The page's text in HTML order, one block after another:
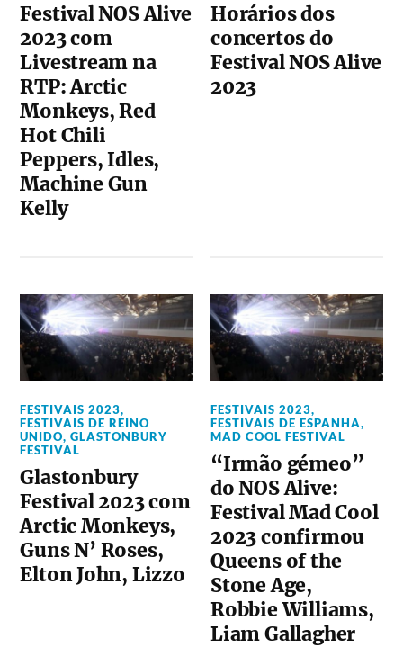
Festival NOS Alive
2023 com
Livestream na
RTP: Arctic
Monkeys, Red
Hot Chili
Peppers, Idles,
Machine Gun
Kelly
Horários dos
concertos do
Festival NOS Alive
2023
FESTIVAIS 2023,
FESTIVAIS DE REINO
UNIDO,GLASTONBURY
FESTIVAL
Glastonbury
Festival 2023 com
Arctic Monkeys,
Guns N’ Roses,
Elton John, Lizzo
FESTIVAIS 2023,
FESTIVAIS DE ESPANHA,
MAD COOL FESTIVAL
“Irmão gémeo”
do NOS Alive:
Festival Mad Cool
2023 confirmou
Queens of the
Stone Age,
Robbie Williams,
Liam Gallagher